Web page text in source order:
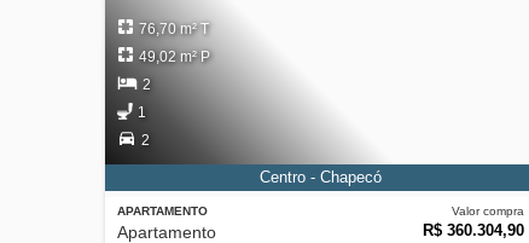
APARTAMENTO
Apartamento
Valor compra
R$ 360.304,90
76,70 m² T
49,02 m² P
2
1
2
Centro - Chapecó